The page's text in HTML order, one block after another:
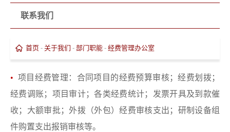
联系我们
首页 - 关于我们 - 部门职能 - 经费管理办公室
• 项目经费管理：合同项目的经费预算审核；经费划拨；
经费调账；项目审计；各类经费统计；发票开具及到款催
收；大额审批；外拨（外包）经费审核支出；研制设备组
件购置支出报销审核等。